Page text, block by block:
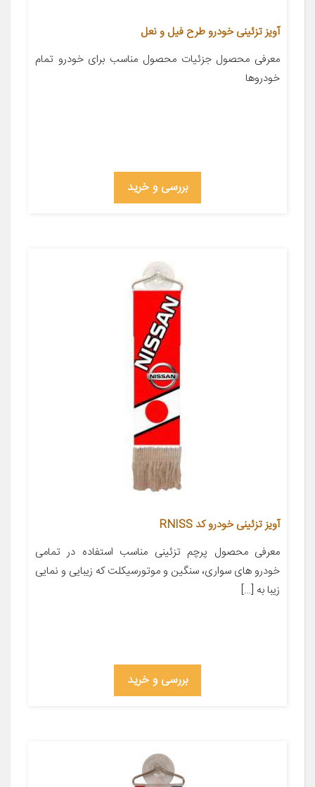
آویز تزئینی خودرو طرح فیل و نعل
معرفی محصول جزئیات محصول مناسب برای خودرو تمام
خودروها
بررسی و خرید
آویز تزئینی خودرو کد RNISS
معرفی محصول پرچم تزئینی مناسب استفاده در تمامی
خودرو های سواری، سنگین و موتورسیکلت که زیبایی و نمایی
زیبا به […]
بررسی و خرید